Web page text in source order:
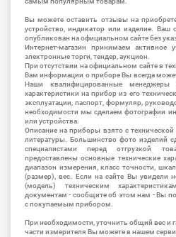
Вы можете оставить отзывы на
устройство, индикатор или изделие. Ваш
опубликован на официальном сайте без
Интернет-магазин принимаем активное
электронные торги, тендер, аукцион.
При отсутствии на официальном сайте в
Вам информации о приборе Вы всегда
Наши квалифицированные менеджеры
характеристики на прибор из его
эксплуатации, паспорт, формуляр,
необходимости мы сделаем фотографии
или устройства.
Описание на приборы взято с
литературы. Большинство фото изделий
специалистами перед отгрузкой
предоставлены основные технические
диапазон измерения, класс точности,
(размер), вес. Если на сайте Вы увидели
(модель) техническим
документам - сообщите об этом нам - Вы
с покупаемым прибором.
При необходимости, уточнить общий вес и
части измерителя Вы можете в нашем